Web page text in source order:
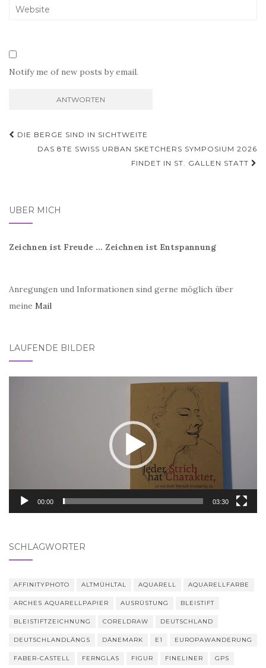
Notify me of new posts by email.
Beitragsnavigation
DIE BERGE SIND IN SICHTWEITE
DAS 8TE SWISS URBAN SKETCHERS SYMPOSIUM 2026
FINDET IN ST. GALLEN STATT
ÜBER MICH
Zeichnen ist Freude ... Zeichnen ist Entspannung
Anregungen und Informationen sind gerne möglich über
meine Mail
LAUFENDE BILDER
00:00 03:30
SCHLAGWÖRTER
AFFINITYPHOTO ALTMÜHLTAL AQUARELL AQUARELLFARBE
ARCHES AQUARELLPAPIER AUSRÜSTUNG BLEISTIFT
BLEISTIFTZEICHNUNG CORELDRAW DEUTSCHLAND
DEUTSCHLANDLÄNGS DÄNEMARK E1 EUROPAWANDERUNG
FABER-CASTELL FERNGLAS FIGUR FINELINER GPS